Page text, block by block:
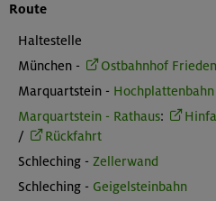
Route
Haltestelle
München -
Ostbahnhof
Marquartstein - Hochplattenbahn
Marquartstein - Rathaus:
/
Rückfahrt
Schleching - Zellerwand
Schleching - Geigelsteinbahn